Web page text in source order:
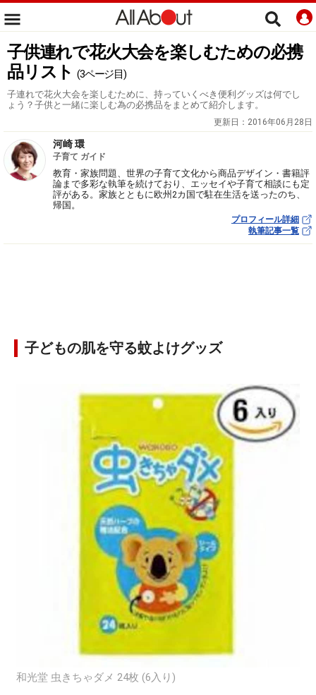
子供連れで花火大会を楽しむための必携
品リスト (3ページ目)
子連れで花火大会を楽しむために、持っていくべき便利グッズは何でし
ょう？子供と一緒に楽しむ為の必携品をまとめて紹介します。
更新日： 2016年06月28日
河崎 環
子育て ガイド
教育・家族問題、世界の子育て文化から商品デザイン・書籍評
論まで多彩な執筆を続けており、エッセイや子育て相談にも定
評がある。家族とともに欧州2カ国で駐在生活を送ったのち、
帰国。
プロフィール詳細
執筆記事一覧
子どもの肌を守る蚊よけグッズ
和光堂 虫きちゃダメ 24枚 (6入り)